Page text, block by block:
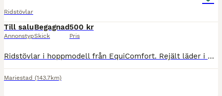
Ridstövlar
Till salu
Annonstyp
Begagnad
Skick
500 kr
Pris
Ridstövlar i hoppmodell från EquiComfort. Rejält läder i fint skick och dragkedja på baksidan av vaden, även den i fint fungerande skick. Storlek 38 men åt det större hållet. Fler bilder kan skickas
Mariestad (143.7km)